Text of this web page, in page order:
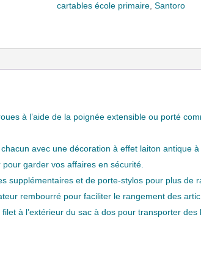
cartables école primaire,Santoro
à l’aide de la poignée extensible ou porté
avec une décoration à effet laiton antique
garder vos affaires en sécurité.
supplémentaires et de porte-stylos pour plus de
rembourré pour faciliter le rangement des
à l’extérieur du sac à dos pour transporter des